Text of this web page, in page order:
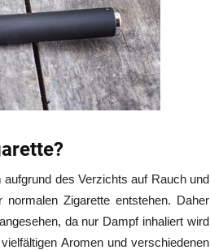
des Verzichts auf Rauch und
Zigarette entstehen. Daher
da nur Dampf inhaliert wird
Aromen und verschiedenen